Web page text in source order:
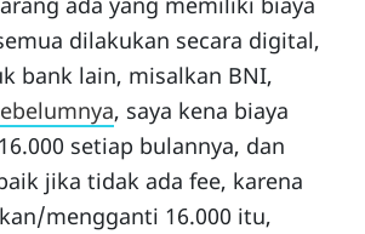
dilakukan secara digital,
bank lain, misalkan BNI,
, saya kena biaya
setiap bulannya, dan
jika tidak ada fee, karena
mengganti 16.000 itu,